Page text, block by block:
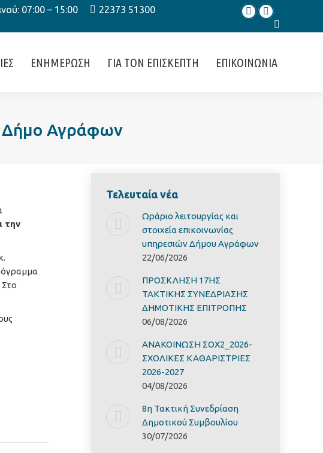
07:00 – 15:00
22373 51300
FacebookInstagram
Search:
ΕΝΗΜΕΡΩΣΗ ΓΙΑ ΤΟΝ ΕΠΙΣΚΕΠΤΗ ΕΠΙΚΟΙΝΩΝΙΑ
Δήμο Αγράφων
την
Στο
Τελευταία νέα
Ωράριο λειτουργίας και
στοιχεία επικοινωνίας
υπηρεσιών Δήμου Αγράφων
22/06/2026
ΠΡΟΣΚΛΗΣΗ 17ΗΣ
ΤΑΚΤΙΚΗΣ ΣΥΝΕΔΡΙΑΣΗΣ
ΔΗΜΟΤΙΚΗΣ ΕΠΙΤΡΟΠΗΣ
06/08/2026
ΑΝΑΚΟΙΝΩΣΗ ΣΟΧ2_2026-
ΣΧΟΛΙΚΕΣ ΚΑΘΑΡΙΣΤΡΙΕΣ
2026-2027
04/08/2026
8η Τακτική Συνεδρίαση
Δημοτικού Συμβουλίου
30/07/2026